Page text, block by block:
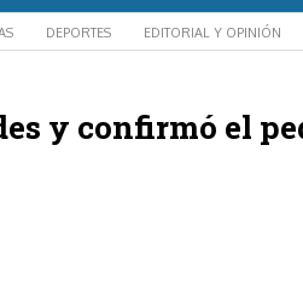
DEPORTES EDITORIAL Y OPINIÓN
y confirmó el